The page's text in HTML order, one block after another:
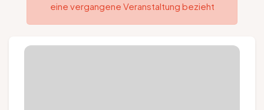
Stadt Lütticheine vergangene Veranstaltung bezieht